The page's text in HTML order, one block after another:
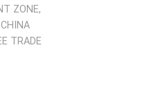
ZONE,
CHINA
TRADE